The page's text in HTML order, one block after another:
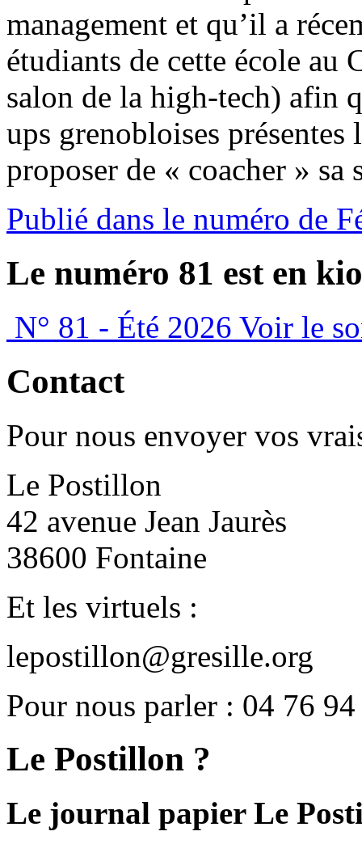
management et qu’il a
étudiants de cette école au
salon de la high-tech) afin
ups grenobloises
proposer de « coacher » sa
Publié dans le numéro de
Le numéro 81 est en
N° 81 - Été 2026 Voir le
Contact
Pour nous envoyer vos
Le Postillon
42 avenue Jean Jaurès
38600 Fontaine
Et les virtuels :
lepostillon@gresille.org
Pour nous parler : 04 76
Le Postillon ?
Le journal papier Le